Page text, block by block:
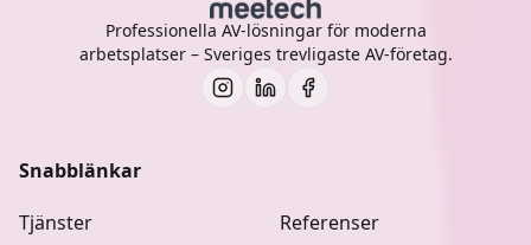
Professionella AV-lösningar för moderna
arbetsplatser – Sveriges trevligaste AV-företag.
Snabblänkar
Tjänster
Referenser